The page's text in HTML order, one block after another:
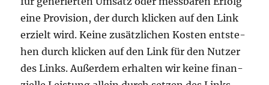
eine Pro­vi­si­on, der durch kli­cken auf den Link
erzielt wird. Kei­ne zusätz­li­chen Kos­ten ent­ste­
hen durch kli­cken auf den Link für den Nut­zer
des Links. Außer­dem erhal­ten wir kei­ne finan­